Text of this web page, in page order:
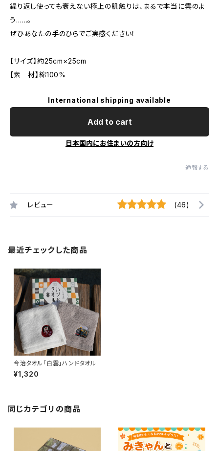
繰り返し使っても衰えない極上の肌触りは、まるで本当に雲のよ
う……。
ぜひあなたの手のひらでご実感ください！
【サイズ】約25cm×25cm
【素 材】綿100%
International shipping available
Add to cart
日本国内にお住まいの方向け
通報する
レビュー (46)
最近チェックした商品
今治タオル「白雲」ハンドタオル
¥1,320
同じカテゴリの商品